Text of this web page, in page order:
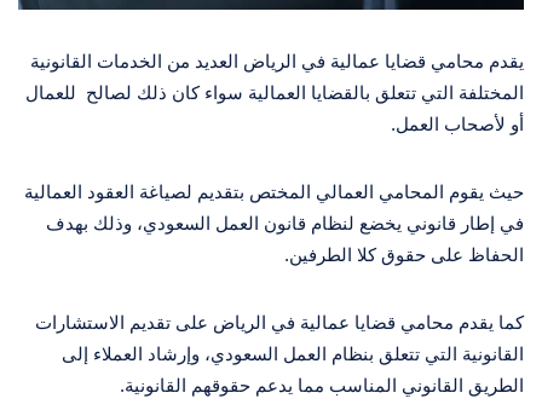
يقدم محامي قضايا عمالية في الرياض العديد من الخدمات القانونية
المختلفة التي تتعلق بالقضايا العمالية سواء كان ذلك لصالح للعمال
أو لأصحاب العمل.
حيث يقوم المحامي العمالي المختص بتقديم لصياغة العقود العمالية
في إطار قانوني يخضع لنظام قانون العمل السعودي، وذلك بهدف
الحفاظ على حقوق كلا الطرفين.
كما يقدم محامي قضايا عمالية في الرياض على تقديم الاستشارات
القانونية التي تتعلق بنظام العمل السعودي، وإرشاد العملاء إلى
الطريق القانوني المناسب مما يدعم حقوقهم القانونية.